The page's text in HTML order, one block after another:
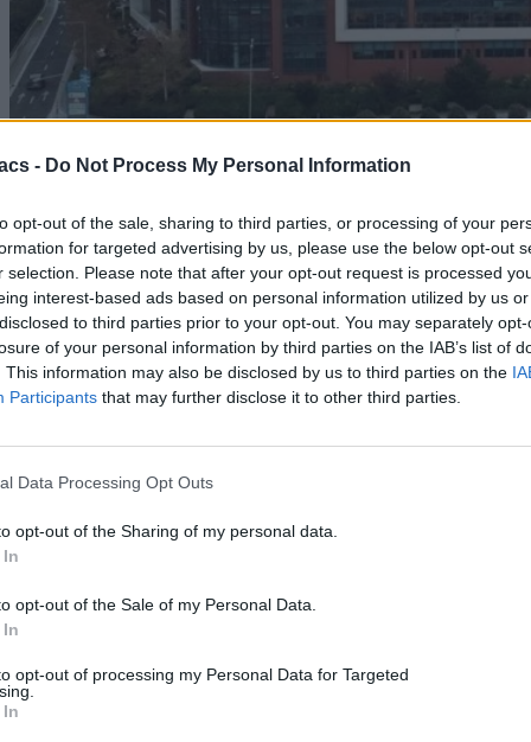
- Do Not Process My Personal Information
opt-out of the sale, sharing to third parties, or processing of your
for targeted advertising by us, please use the below opt-out
selection. Please note that after your opt-out request is processed
interest-based ads based on personal information utilized by us
to third parties prior to your opt-out. You may separately
of your personal information by third parties on the IAB’s list of
This information may also be disclosed by us to third parties on the
Participants that may further disclose it to other third parties.
Data Processing Opt Outs
opt-out of the Sharing of my personal data.
opt-out of the Sale of my Personal Data.
opt-out of processing my Personal Data for Targeted
Technology
H Nova ανακοινώνει επίσημα το νέο χάρτη
ταχυτήτων κινητής
05/08/2026
Unboxing.
Honest, direct, and hands-on. We benchmark, test, and daily-drive
Subscribe to Channel